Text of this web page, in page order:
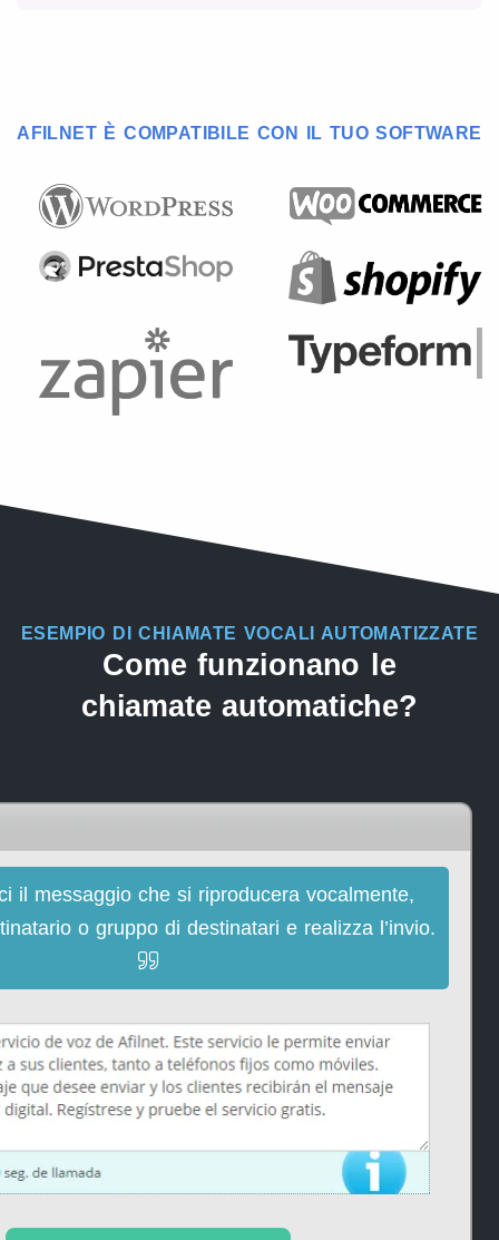
AFILNET È COMPATIBILE CON IL TUO SOFTWARE
ESEMPIO DI CHIAMATE VOCALI AUTOMATIZZATE
Come funzionano le
chiamate automatiche?
.........
il messaggio che si riproducera vocalmente,
o gruppo di destinatari e realizza l’invio.